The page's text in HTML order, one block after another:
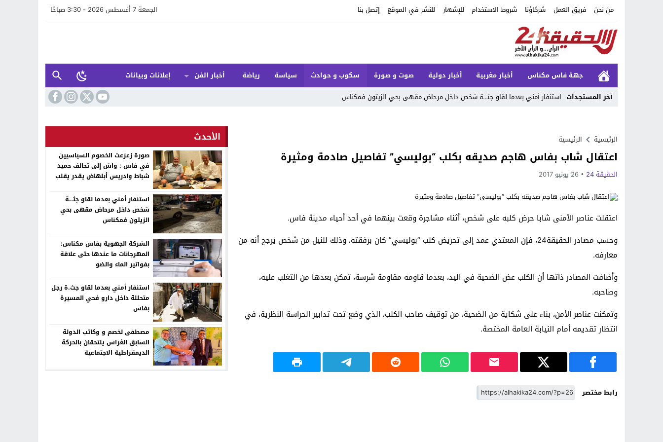
من نحن فريق العمل شركاؤنا شروط الاستخدام للإشهار للنشر في الموقع إتصل بنا الجمعة 7 أغسطس 2026 - 3:30 صباحًا
جهة فاس مكناس أخبار مغربية أخبار دولية صوت و صورة سكوب و حوادث سياسة رياضة أخبار الفن
إعلانات وبيانات
أخر المستجدات استنفار أمني بعدما لقاو جثـ.ـة شخص داخل مرحاض مقهى بحي الزيتون فمكناس
Previous
Next
الرئيسية الرئيسية
اعتقال شاب بفاس هاجم صديقه بكلب “بوليسي” تفاصيل صادمة ومثيرة
الحقيقة 24 26 يونيو 2017
اعتقلت عناصر الأمنى شابا حرض كلبه على شخص، أثناء مشاجرة وقعت بينهما في أحد أحياء مدينة فاس.
وحسب مصادر الحقيقة24، فإن المعتدي عمد إلى تحريض كلب “بوليسي” كان برفقته، وذلك للنيل من شخص يرجح أنه من
معارفه.
وأضافت المصادر ذاتها أن الكلب عض الضحية في اليد، بعدما قاومه مقاومة شرسة، تمكن بعدها من التغلب عليه،
وصاحبه.
وتمكنت عناصر الأمن، بناء على شكاية من الضحية، من توقيف صاحب الكلب، الذي وضع تحت تدابير الحراسة النظرية، في
انتظار تقديمه أمام النيابة العامة المختصة.
رابط مختصر
الأحدث
صورة زعزعت الخصوم السياسيين
في فاس : واش إلى تحالف حميد
شباط وادريس أبلهاض يقدر يقلب
استنفار أمني بعدما لقاو جثـ.ـة
شخص داخل مرحاض مقهى بحي
الزيتون فمكناس
الشركة الجهوية بفاس مكناس:
المهرجانات ما عندها حتى علاقة
بفواتير الماء والضو
استنفار أمني بعدما لقاو جث.ة رجل
متحللة داخل دارو فحي المسيرة
بفاس
مصطفى لخصم و وكاتب الدولة
السابق الغراس يلتحقان بالحركة
الديمقراطية الاجتماعية